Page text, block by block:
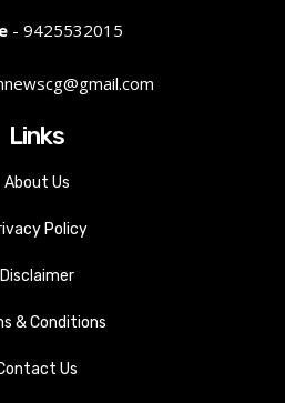
- 9425532015
Links
About Us
Policy
Disclaimer
& Conditions
Us